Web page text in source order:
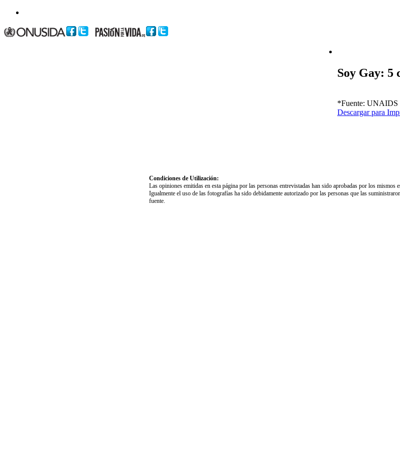
Soy Gay: 5
*Fuente: UNAIDS
Descargar para
Condiciones de Utilización:
Las opiniones emitidas en esta página por las personas entrevistadas han sido aprobadas por los mismos
Igualmente el uso de las fotografías ha sido debidamente autorizado por las personas que las
fuente.